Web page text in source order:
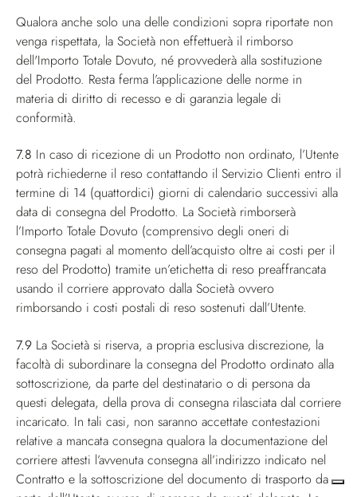
Qualora anche solo una delle condizioni sopra riportate non
venga rispettata, la Società non effettuerà il rimborso
dell'Importo Totale Dovuto, né provvederà alla sostituzione
del Prodotto. Resta ferma l’applicazione delle norme in
materia di diritto di recesso e di garanzia legale di
conformità.
7.8 In caso di ricezione di un Prodotto non ordinato, l’Utente
potrà richiederne il reso contattando il Servizio Clienti entro il
termine di 14 (quattordici) giorni di calendario successivi alla
data di consegna del Prodotto. La Società rimborserà
l’Importo Totale Dovuto (comprensivo degli oneri di
consegna pagati al momento dell’acquisto oltre ai costi per il
reso del Prodotto) tramite un’etichetta di reso preaffrancata
usando il corriere approvato dalla Società ovvero
rimborsando i costi postali di reso sostenuti dall’Utente.
7.9 La Società si riserva, a propria esclusiva discrezione, la
facoltà di subordinare la consegna del Prodotto ordinato alla
sottoscrizione, da parte del destinatario o di persona da
questi delegata, della prova di consegna rilasciata dal corriere
incaricato. In tali casi, non saranno accettate contestazioni
relative a mancata consegna qualora la documentazione del
corriere attesti l’avvenuta consegna all’indirizzo indicato nel
Contratto e la sottoscrizione del documento di trasporto da